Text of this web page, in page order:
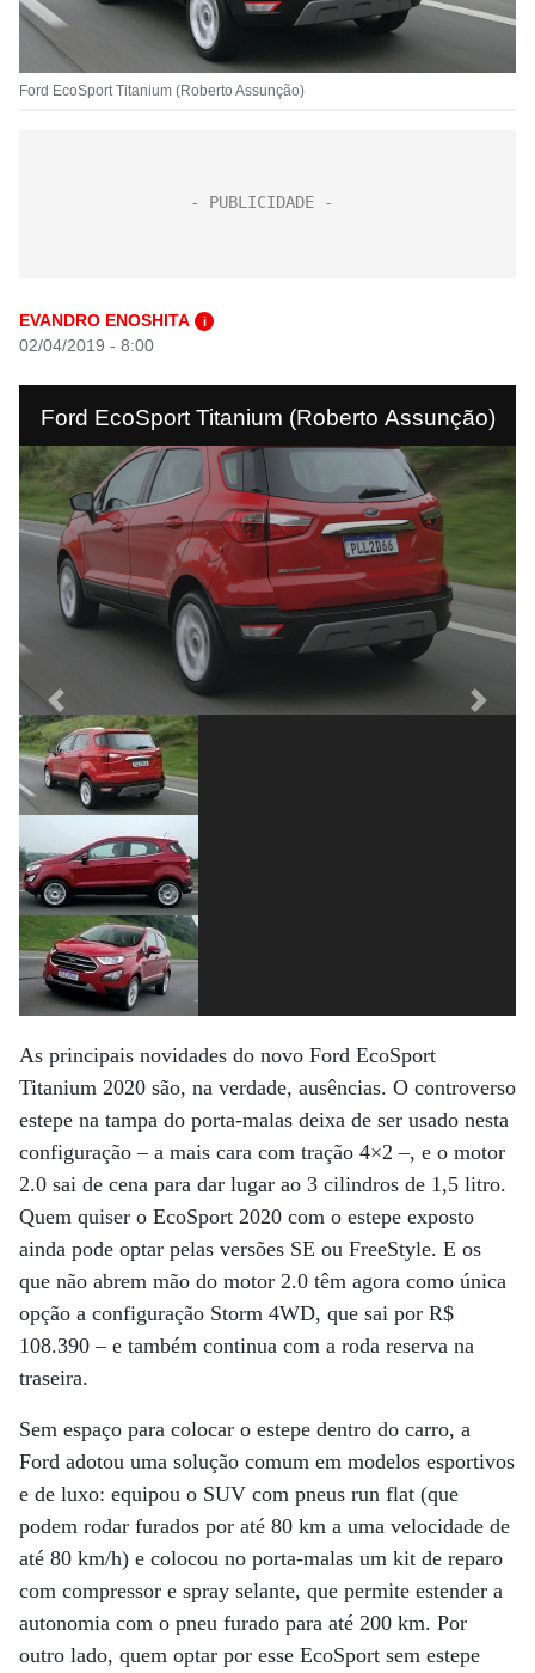
Ford EcoSport Titanium (Roberto Assunção)
EVANDRO ENOSHITA i
02/04/2019 - 8:00
Ford EcoSport Titanium (Roberto Assunção)
Previous Next
As principais novidades do novo Ford EcoSport
Titanium 2020 são, na verdade, ausências. O controverso
estepe na tampa do porta-malas deixa de ser usado nesta
configuração – a mais cara com tração 4×2 –, e o motor
2.0 sai de cena para dar lugar ao 3 cilindros de 1,5 litro.
Quem quiser o EcoSport 2020 com o estepe exposto
ainda pode optar pelas versões SE ou FreeStyle. E os
que não abrem mão do motor 2.0 têm agora como única
opção a configuração Storm 4WD, que sai por R$
108.390 – e também continua com a roda reserva na
traseira.
Sem espaço para colocar o estepe dentro do carro, a
Ford adotou uma solução comum em modelos esportivos
e de luxo: equipou o SUV com pneus run flat (que
podem rodar furados por até 80 km a uma velocidade de
até 80 km/h) e colocou no porta-malas um kit de reparo
com compressor e spray selante, que permite estender a
autonomia com o pneu furado para até 200 km. Por
outro lado, quem optar por esse EcoSport sem estepe